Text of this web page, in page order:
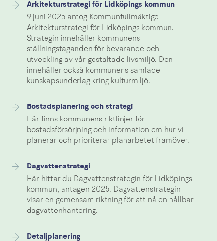
Arkitekturstrategi för Lidköpings kommun
9 juni 2025 antog Kommunfullmäktige
Arkitekturstrategi för Lidköpings kommun.
Strategin innehåller kommunens
ställningstaganden för bevarande och
utveckling av vår gestaltade livsmiljö. Den
innehåller också kommunens samlade
kunskapsunderlag kring kulturmiljö.
Bostadsplanering och strategi
Här finns kommunens riktlinjer för
bostadsförsörjning och information om hur vi
planerar och prioriterar planarbetet framöver.
Dagvattenstrategi
Här hittar du Dagvattenstrategin för Lidköpings
kommun, antagen 2025. Dagvattenstrategin
visar en gemensam riktning för att nå en hållbar
dagvattenhantering.
Detaljplanering